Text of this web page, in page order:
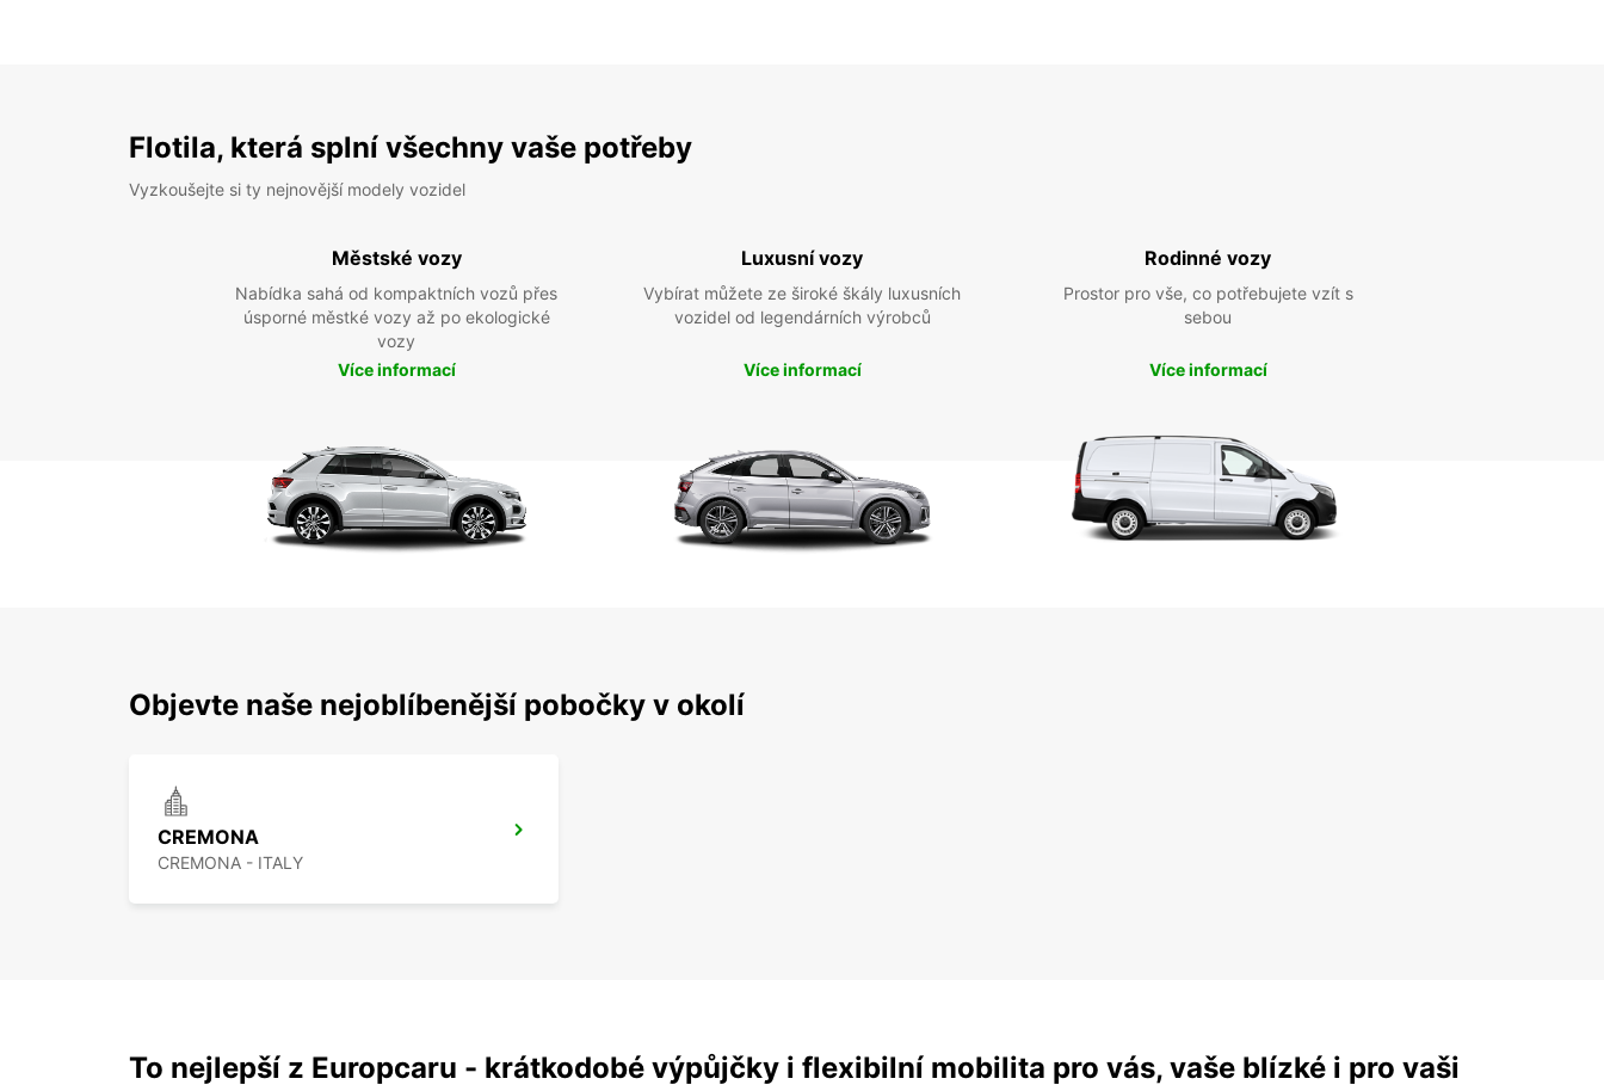
Flotila, která splní všechny vaše potřeby
Vyzkoušejte si ty nejnovější modely vozidel
Městské vozy
Nabídka sahá od kompaktních vozů přes
úsporné městké vozy až po ekologické
vozy
Více informací
Luxusní vozy
Vybírat můžete ze široké škály luxusních
vozidel od legendárních výrobců
Více informací
Rodinné vozy
Prostor pro vše, co potřebujete vzít s
sebou
Více informací
Objevte naše nejoblíbenější pobočky v okolí
CREMONA
CREMONA - ITALY
To nejlepší z Europcaru - krátkodobé výpůjčky i flexibilní mobilita pro vás, vaše blízké i pro vaši